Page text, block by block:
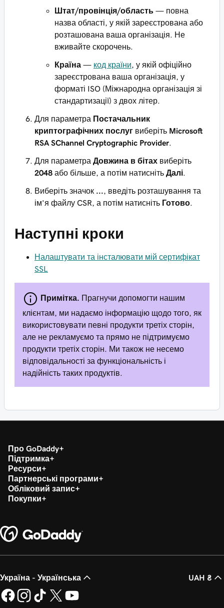
Штат/провінція/область — повна
назва області, у якій зареєстрована або
розташована ваша організація. Не
вживайте скорочень.
Країна — код країни , у якій офіційно
зареєстрована ваша організація, у
форматі ISO (Міжнародна організація зі
стандартизації) з двох літер.
Для параметра Постачальник
криптографічних послуг виберіть Microsoft
RSA SChannel Cryptographic Provider
Для параметра Довжина в бітах виберіть
2048 або більше, а потім натисніть Далі
Виберіть значок ...
, введіть розташування та
ім’я файлу CSR, а потім натисніть Готово
Наступні кроки
Налаштувати та інсталювати мій сертифікат
SSL
Примітка. Прагнучи допомогти нашим
клієнтам, ми надаємо інформацію щодо того, як
використовувати певні продукти третіх сторін,
але не рекламуємо та прямо не підтримуємо
продукти третіх сторін. Ми також не несемо
відповідальності за функціональність і
надійність таких продуктів.
Про GoDaddy
Підтримка
Ресурси
Партнерські програми
Обліковий запис
Покупки
Україна - Українська UAH ₴